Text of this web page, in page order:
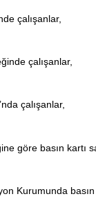
çalışanlar,
çalışanlar,
çalışanlar,
göre basın
Kurumunda